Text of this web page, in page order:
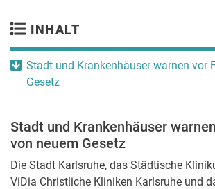
INHALT
Stadt und Krankenhäuser warnen vor
Gesetz
Stadt und Krankenhäuser
von neuem Gesetz
Die Stadt Karlsruhe, das Städtische
ViDia Christliche Kliniken Karlsruhe und